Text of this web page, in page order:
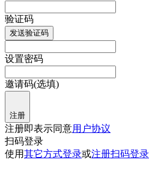
验证码
发送验证码
设置密码
邀请码(选填)
注册
注册即表示同意用户协议
扫码登录
使用其它方式登录或注册扫码登录